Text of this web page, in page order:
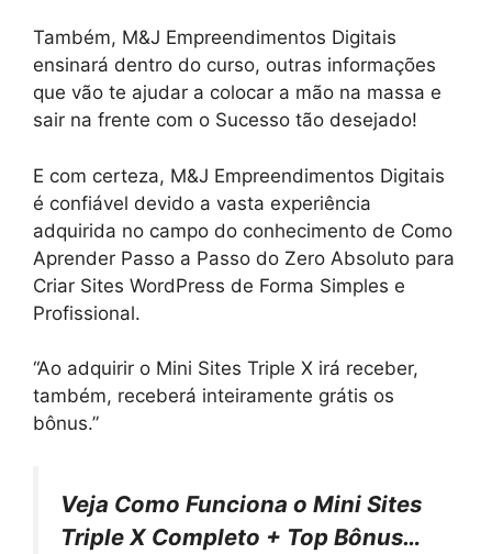
Também, M&J Empreendimentos Digitais
ensinará dentro do curso, outras informações
que vão te ajudar a colocar a mão na massa e
sair na frente com o Sucesso tão desejado!
E com certeza, M&J Empreendimentos Digitais
é confiável devido a vasta experiência
adquirida no campo do conhecimento de Como
Aprender Passo a Passo do Zero Absoluto para
Criar Sites WordPress de Forma Simples e
Profissional.
“Ao adquirir o Mini Sites Triple X irá receber,
também, receberá inteiramente grátis os
bônus.”
Veja Como Funciona o Mini Sites
Triple X Completo + Top Bônus…